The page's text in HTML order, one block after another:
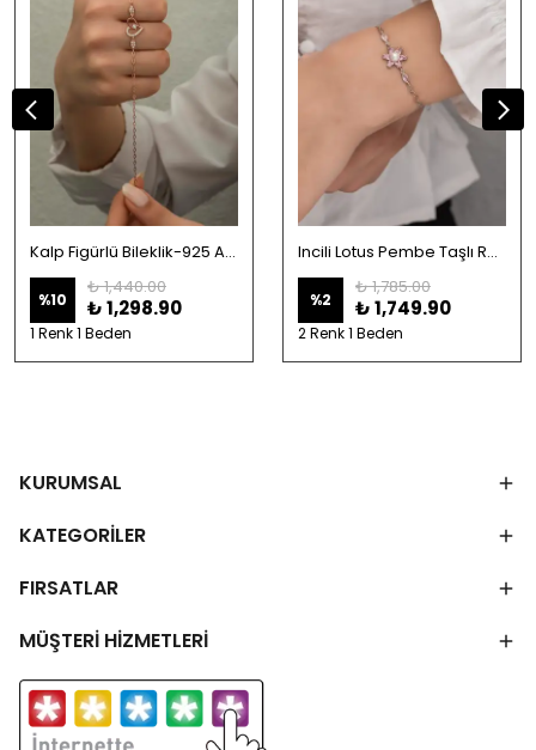
Kalp Figürlü Bileklik-925 Ayar Gümüş
%10
₺ 1,440.00
₺ 1,298.90
1 Renk 1 Beden
Incili Lotus Pembe Taşlı Rodaj Bileklik-925 Ayar Gümüş
%2
₺ 1,785.00
₺ 1,749.90
2 Renk 1 Beden
KURUMSAL
KATEGORİLER
FIRSATLAR
MÜŞTERİ HİZMETLERİ